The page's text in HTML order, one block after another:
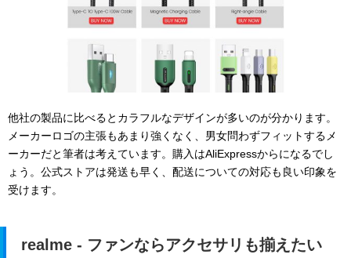
他社の製品に比べるとカラフルなデザインが多いのが分かります。
メーカーロゴの主張もあまり強くなく、男女問わずフィットするメ
ーカーだと筆者は考えています。購入はAliExpressからになるでし
ょう。公式ストアは発送も早く、配送についての対応も良い印象を
受けます。
realme - ファンならアクセサリも揃えたい